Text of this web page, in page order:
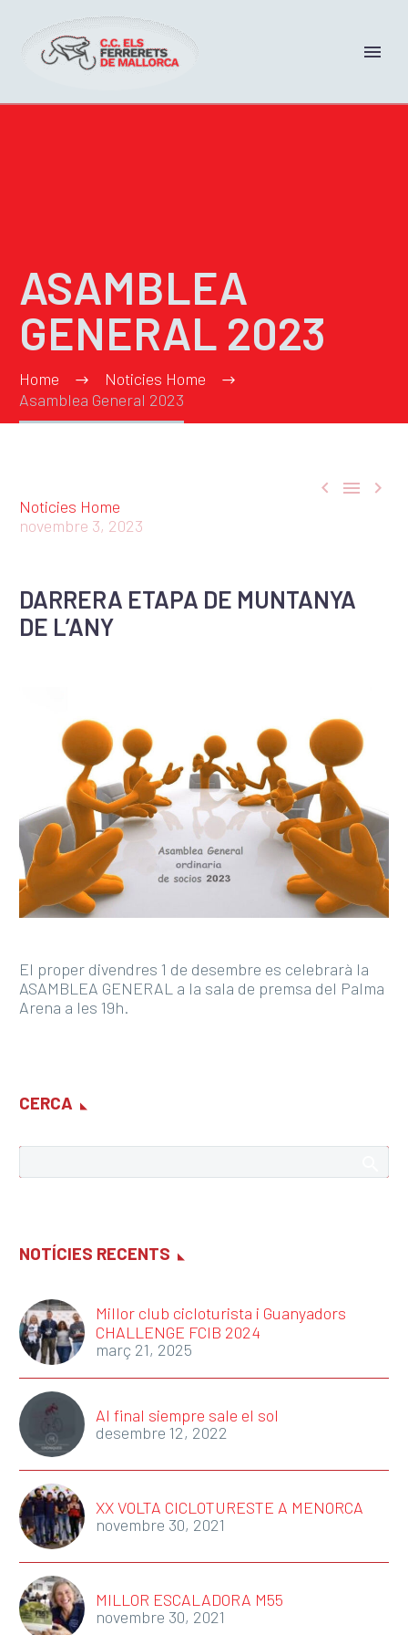
ASAMBLEA
GENERAL 2023
Home
Noticies Home
Asamblea General 2023
  
Noticies Home
novembre 3, 2023
DARRERA ETAPA DE MUNTANYA
DE L’ANY
El proper divendres 1 de desembre es celebrarà la
ASAMBLEA GENERAL a la sala de premsa del Palma
Arena a les 19h.
CERCA
NOTÍCIES RECENTS
Millor club cicloturista i Guanyadors
CHALLENGE FCIB 2024
març 21, 2025
Al final siempre sale el sol
desembre 12, 2022
XX VOLTA CICLOTURESTE A MENORCA
novembre 30, 2021
MILLOR ESCALADORA M55
novembre 30, 2021